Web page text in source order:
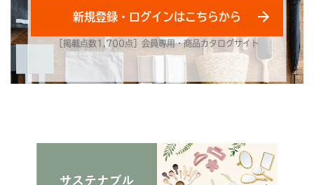
［掲載点数1,700点］会員専用・商品カタログサイト
新規登録・ログインはこちらから